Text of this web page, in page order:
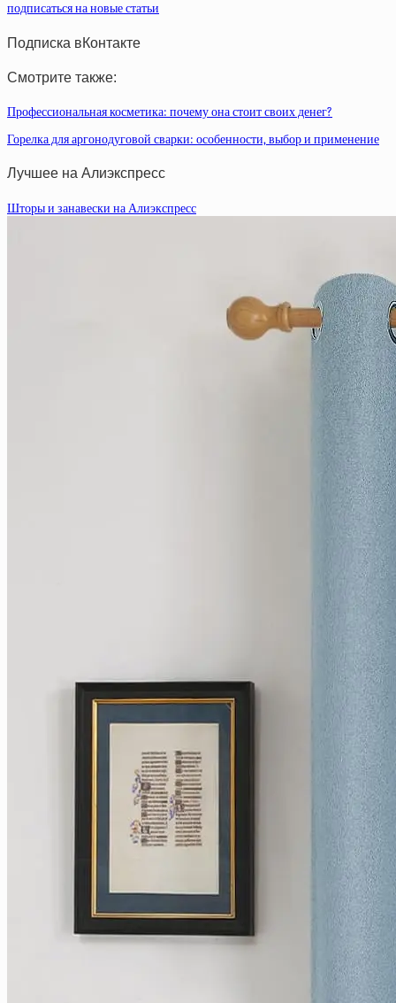
подписаться на новые статьи
Подписка вКонтакте
Смотрите также:
Профессиональная косметика: почему она стоит своих денег?
Горелка для аргонодуговой сварки: особенности, выбор и применение
Лучшее на Алиэкспресс
Шторы и занавески на Алиэкспресс